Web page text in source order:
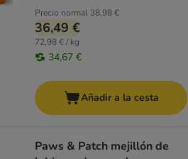
Precio normal 38,98 €
36,49 €
72,98 € / kg
34,67 €
Añadir a la cesta
Paws & Patch mejillón de